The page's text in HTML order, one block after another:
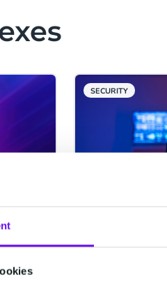
à
SECURITY